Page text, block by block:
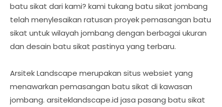
batu sikat dari kami? kami tukang batu sikat jombang
telah menylesaikan ratusan proyek pemasangan batu
sikat untuk wilayah jombang dengan berbagai ukuran
dan desain batu sikat pastinya yang terbaru.
Arsitek Landscape merupakan situs websiet yang
menawarkan pemasangan batu sikat di kawasan
jombang. arsiteklandscape.id jasa pasang batu sikat